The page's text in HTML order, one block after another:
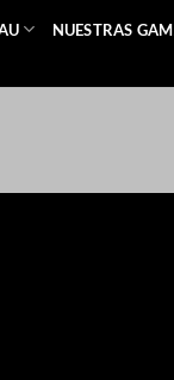
NUESTRAS